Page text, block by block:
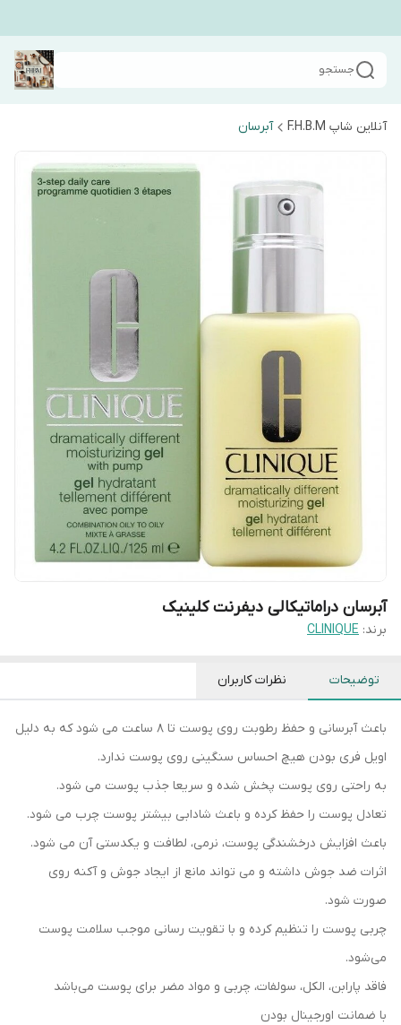
جستجو
آنلاین شاپ F.H.B.M آبرسان
آبرسان دراماتیکالی دیفرنت کلینیک
برند: CLINIQUE
توضیحات نظرات کاربران
باعث آبرسانی و حفظ رطوبت روی پوست تا ۸ ساعت می شود که به دلیل
اویل فری بودن هیچ احساس سنگینی روی پوست ندارد.
به راحتی روی پوست پخش شده و سریعا جذب پوست می شود.
تعادل پوست را حفظ کرده و باعث شادابی بیشتر پوست چرب می شود.
باعث افزایش درخشندگی پوست، نرمی، لطافت و یکدستی آن می شود.
اثرات ضد جوش داشته و می تواند مانع از ایجاد جوش و آکنه روی
صورت شود.
چربی پوست را تنظیم کرده و با تقویت رسانی موجب سلامت پوست
می‌شود.
فاقد پارابن، الکل، سولفات، چربی و مواد مضر برای پوست می‌باشد
با ضمانت اورجینال بودن